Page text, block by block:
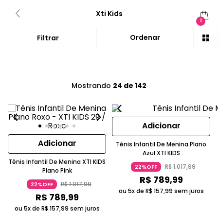
Xti Kids
0
Mostrando 24 de 142
Adicionar
Tênis Infantil De Menina XTI KIDS
Plano Pink
22%OFF R$1.017,99
R$ 789,99
ou 5x de R$ 157,99 sem juros
Adicionar
Tênis Infantil De Menina Plano
Azul XTI KIDS
22%OFF R$1.017,99
R$ 789,99
ou 5x de R$ 157,99 sem juros